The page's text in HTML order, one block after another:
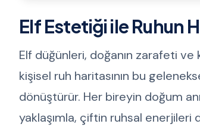
Elf Estetiği ile Ruhun
Elf düğünleri, doğanın zarafeti
kişisel ruh haritasının bu
dönüştürür. Her bireyin doğum
yaklaşımla, çiftin ruhsal enerjileri